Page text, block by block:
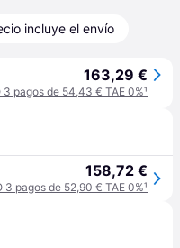
incluye el envío
163,29 €
3 pagos de 54,43 € TAE 0%¹
158,72 €
3 pagos de 52,90 € TAE 0%¹